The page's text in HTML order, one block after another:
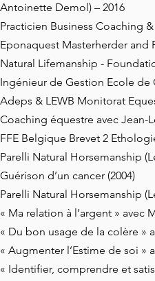
Antoinette Demol) – 2016
Practicien Business Coaching
Eponaquest Masterherder and
Natural Lifemanship -
Ingénieur de Gestion Ecole de
Adeps & LEWB Monitorat
Coaching équestre avec Jean-
FFE Belgique Brevet 2
Parelli Natural Horsemanship
Guérison d’un cancer (2004)
Parelli Natural Horsemanship
« Ma relation à l’argent » avec
« Du bon usage de la colère »
« Augmenter l’Estime de soi »
« Identifier, comprendre et